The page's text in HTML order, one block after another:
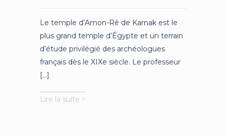
Le temple d’Amon-Rê de Karnak est le
plus grand temple d’Égypte et un terrain
d’étude privilégié des archéologues
français dès le XIXe siècle. Le professeur
[...]
Lire la suite >